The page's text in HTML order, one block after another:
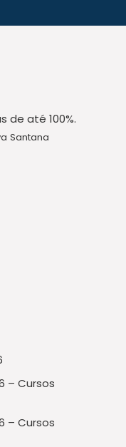
de até 100%.
Santana
– Cursos
– Cursos